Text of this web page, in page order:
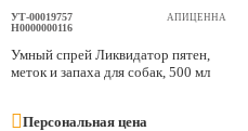
УТ-00019757
Н0000000116
АПИЦЕННА
Умный спрей Ликвидатор пятен,
меток и запаха для собак, 500 мл
Персональная цена